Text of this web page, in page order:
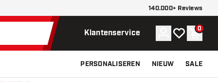
140.000+ Reviews
Klantenservice Account
Mijn 0
PERSONALISEREN NIEUW SALE